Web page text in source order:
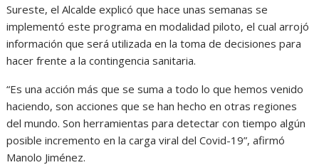
Sureste, el Alcalde explicó que hace unas semanas se
implementó este programa en modalidad piloto, el cual arrojó
información que será utilizada en la toma de decisiones para
hacer frente a la contingencia sanitaria.
“Es una acción más que se suma a todo lo que hemos venido
haciendo, son acciones que se han hecho en otras regiones
del mundo. Son herramientas para detectar con tiempo algún
posible incremento en la carga viral del Covid-19”, afirmó
Manolo Jiménez.